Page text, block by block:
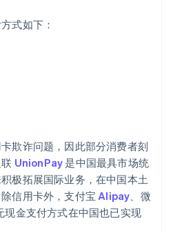
式如下：
欺诈问题，因此部分消费者刻
UnionPay 是中国最具市场统
极拓展国际业务，在中国本土
信用卡外，支付宝Alipay、微
现金支付方式在中国也已实现